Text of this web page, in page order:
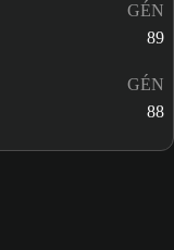
GÉN
89
GÉN
88